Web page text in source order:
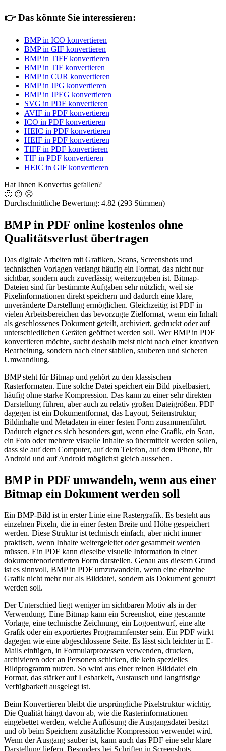
👉Das könnte Sie interessieren:
BMP in ICO konvertieren
BMP in GIF konvertieren
BMP in TIFF konvertieren
BMP in TIF konvertieren
BMP in CUR konvertieren
BMP in JPG konvertieren
BMP in JPEG konvertieren
SVG in PDF konvertieren
AVIF in PDF konvertieren
ICO in PDF konvertieren
HEIC in PDF konvertieren
HEIF in PDF konvertieren
TIFF in PDF konvertieren
TIF in PDF konvertieren
HEIC in GIF konvertieren
Hat Ihnen Konvertus gefallen?
🙂 😐 ☹️
Durchschnittliche Bewertung: 4.82 (293 Stimmen)
BMP in PDF online kostenlos ohne
Qualitätsverlust übertragen
Das digitale Arbeiten mit Grafiken, Scans, Screenshots und
technischen Vorlagen verlangt häufig ein Format, das nicht nur
sichtbar, sondern auch zuverlässig weiterzugeben ist. Bitmap-
Dateien sind für bestimmte Aufgaben sehr nützlich, weil sie
Pixelinformationen direkt speichern und dadurch eine klare,
unveränderte Darstellung ermöglichen. Gleichzeitig ist PDF in
vielen Arbeitsbereichen das bevorzugte Zielformat, wenn ein Inhalt
als geschlossenes Dokument geteilt, archiviert, gedruckt oder auf
unterschiedlichen Geräten geöffnet werden soll. Wer BMP in PDF
konvertieren möchte, sucht deshalb meist nicht nach einer kreativen
Bearbeitung, sondern nach einer stabilen, sauberen und sicheren
Umwandlung.
BMP steht für Bitmap und gehört zu den klassischen
Rasterformaten. Eine solche Datei speichert ein Bild pixelbasiert,
häufig ohne starke Kompression. Das kann zu einer sehr direkten
Darstellung führen, aber auch zu relativ großen Dateigrößen. PDF
dagegen ist ein Dokumentformat, das Layout, Seitenstruktur,
Bildinhalte und Metadaten in einer festen Form zusammenführt.
Dadurch eignet es sich besonders gut, wenn eine Grafik, ein Scan,
ein Foto oder mehrere visuelle Inhalte so übermittelt werden sollen,
dass sie auf dem Computer, auf dem Telefon, auf dem iPhone, für
Android und auf Android möglichst gleich aussehen.
BMP in PDF umwandeln, wenn aus einer
Bitmap ein Dokument werden soll
Ein BMP-Bild ist in erster Linie eine Rastergrafik. Es besteht aus
einzelnen Pixeln, die in einer festen Breite und Höhe gespeichert
werden. Diese Struktur ist technisch einfach, aber nicht immer
praktisch, wenn Inhalte weitergeleitet oder gesammelt werden
müssen. Ein PDF kann dieselbe visuelle Information in einer
dokumentenorientierten Form darstellen. Genau aus diesem Grund
ist es sinnvoll, BMP in PDF umzuwandeln, wenn eine einzelne
Grafik nicht mehr nur als Bilddatei, sondern als Dokument genutzt
werden soll.
Der Unterschied liegt weniger im sichtbaren Motiv als in der
Verwendung. Eine Bitmap kann ein Screenshot, eine gescannte
Vorlage, eine technische Zeichnung, ein Logoentwurf, eine alte
Grafik oder ein exportiertes Programmfenster sein. Ein PDF wirkt
dagegen wie eine abgeschlossene Seite. Es lässt sich leichter in E-
Mails einfügen, in Formularprozessen verwenden, drucken,
archivieren oder an Personen schicken, die kein spezielles
Bildprogramm nutzen. So wird aus einer reinen Bilddatei ein
Format, das stärker auf Lesbarkeit, Austausch und langfristige
Verfügbarkeit ausgelegt ist.
Beim Konvertieren bleibt die ursprüngliche Pixelstruktur wichtig.
Die Qualität hängt davon ab, wie die Rasterinformationen
eingebettet werden, welche Auflösung die Ausgangsdatei besitzt
und ob beim Speichern zusätzliche Kompression verwendet wird.
Wenn der Ausgang sauber ist, kann auch das PDF eine sehr klare
Darstellung liefern. Besonders bei Schriften in Screenshots,